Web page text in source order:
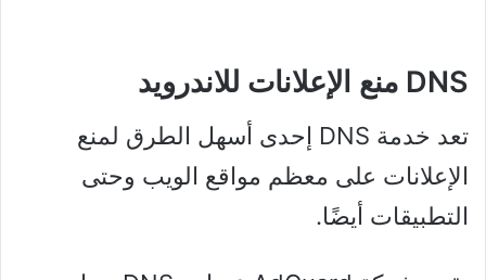
DNS منع الإعلانات للاندرويد
تعد خدمة DNS إحدى أسهل الطرق لمنع
الإعلانات على معظم مواقع الويب وحتى
التطبيقات أيضًا.